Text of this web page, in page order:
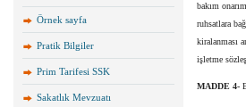
Örnek sayfa
Pratik Bilgiler
Prim Tarifesi SSK
Sakatlık Mevzuatı
bakım
ruhsatlara
kiralanması
işletme
MADDE 4-